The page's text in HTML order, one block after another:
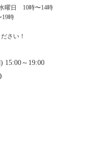
曜日 10時〜14時
時
さい！
15:00～19:00